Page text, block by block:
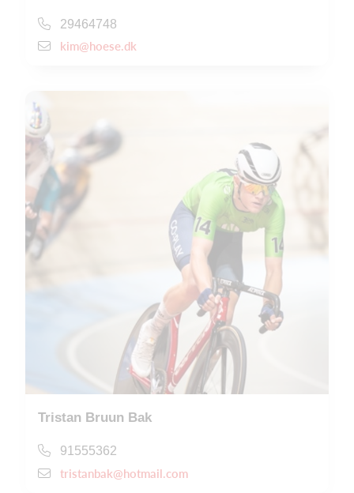
29464748
kim@hoese.dk
Tristan Bruun Bak
91555362
tristanbak@hotmail.com